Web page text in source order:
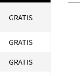
GRATIS
GRATIS
GRATIS